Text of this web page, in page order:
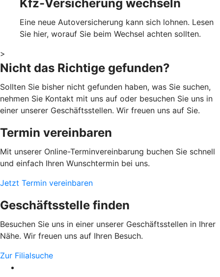
Kfz-Versicherung wechseln
Eine neue Autoversicherung kann sich lohnen. Lesen
Sie hier, worauf Sie beim Wechsel achten sollten.
>
Nicht das Richtige gefunden?
Sollten Sie bisher nicht gefunden haben, was Sie suchen,
nehmen Sie Kontakt mit uns auf oder besuchen Sie uns in
einer unserer Geschäftsstellen. Wir freuen uns auf Sie.
Termin vereinbaren
Mit unserer Online-Terminvereinbarung buchen Sie schnell
und einfach Ihren Wunschtermin bei uns.
Jetzt Termin vereinbaren
Geschäftsstelle finden
Besuchen Sie uns in einer unserer Geschäftsstellen in Ihrer
Nähe. Wir freuen uns auf Ihren Besuch.
Zur Filialsuche